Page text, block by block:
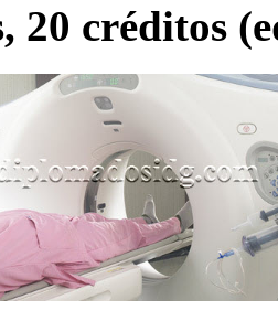
20 créditos